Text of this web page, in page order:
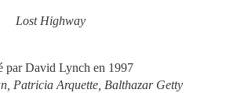
Lost Highway
par David Lynch en 1997
Patricia Arquette, Balthazar Getty